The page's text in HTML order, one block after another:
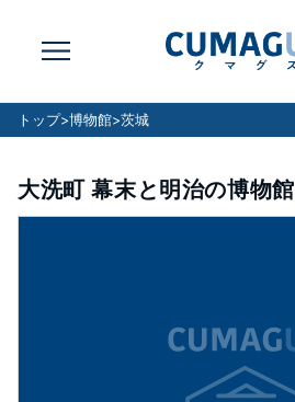
トップ>博物館>茨城
大洗町 幕末と明治の博物館